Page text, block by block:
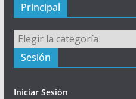
Principal
Principal
Sesión
Iniciar Sesión